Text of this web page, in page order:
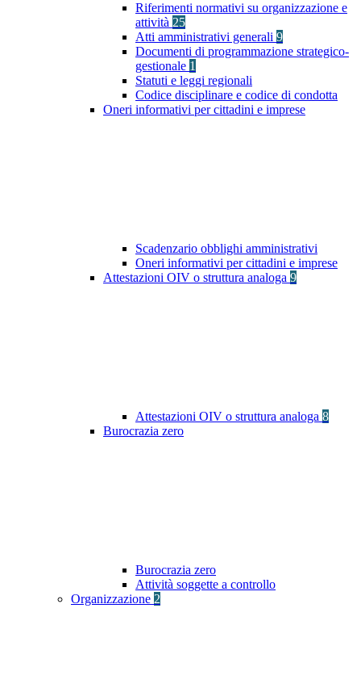
Riferimenti normativi su organizzazione e
attività 25
Atti amministrativi generali 9
Documenti di programmazione strategico-
gestionale 1
Statuti e leggi regionali
Codice disciplinare e codice di condotta
Oneri informativi per cittadini e imprese
Scadenzario obblighi amministrativi
Oneri informativi per cittadini e imprese
Attestazioni OIV o struttura analoga 9
Attestazioni OIV o struttura analoga 8
Burocrazia zero
Burocrazia zero
Attività soggette a controllo
Organizzazione 2